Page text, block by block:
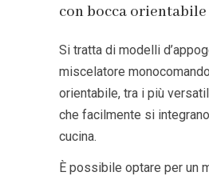
con bocca orientabile
Si tratta di modelli
miscelatore
orientabile, tra i più
che facilmente si
cucina.
È possibile optare per un